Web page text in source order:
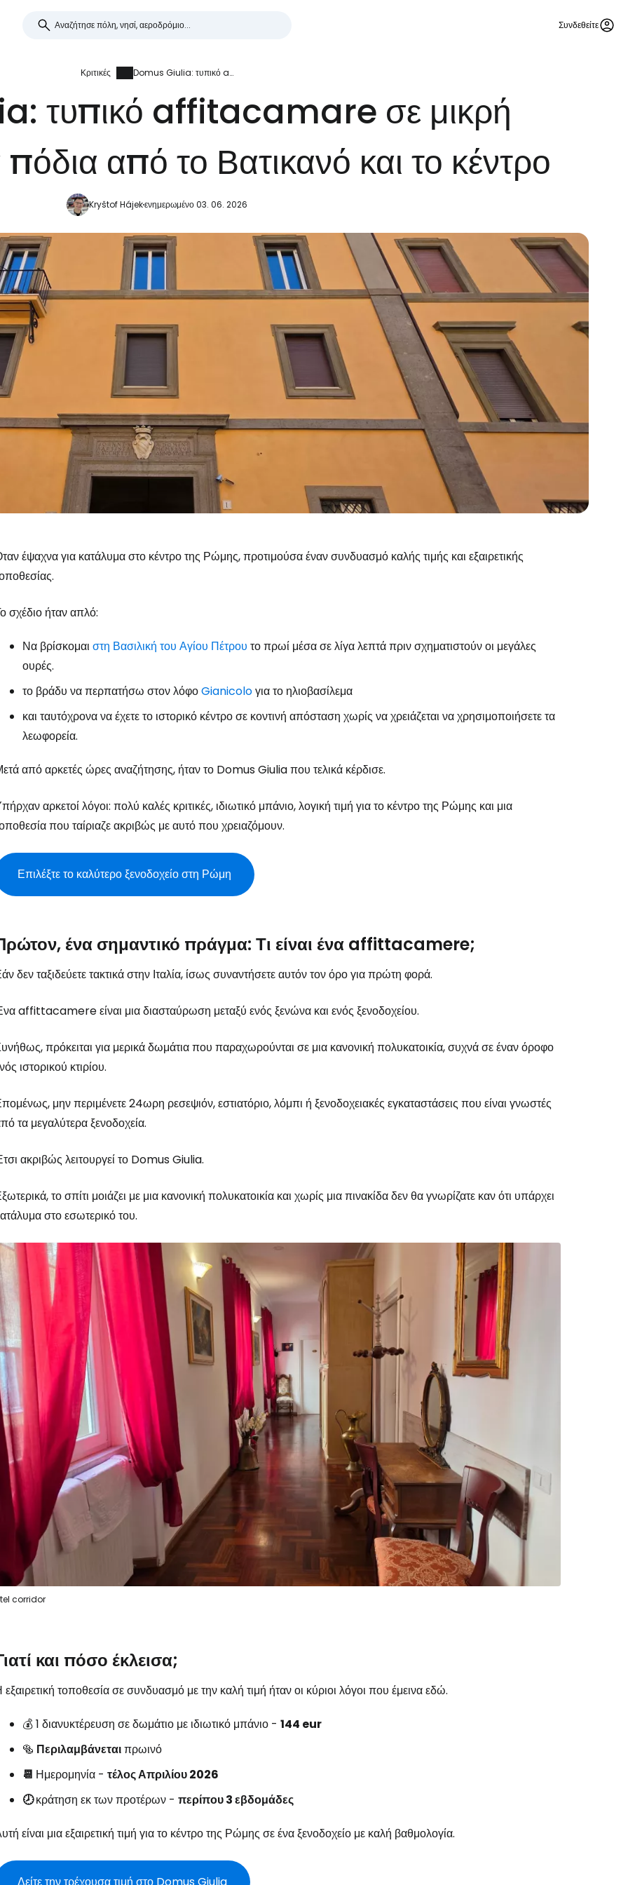
Συνδεθείτε
Κριτικές Domus Giulia: τυπικό affitacamare σε μικρή απόσταση με τα πόδια από το Βατικανό και το κέντρο
τυπικό affitacamare σε μικρή
από το Βατικανό και το κέντρο
Kryštof Hájekενημερωμένο 03. 06. 2026
έψαχνα για κατάλυμα στο κέντρο της Ρώμης, προτιμούσα έναν συνδυασμό καλής τιμής και εξαιρετικής
σχέδιο ήταν απλό:
Να βρίσκομαι στη Βασιλική του Αγίου Πέτρου το πρωί μέσα σε λίγα λεπτά πριν σχηματιστούν οι μεγάλες
ουρές.
το βράδυ να περπατήσω στον λόφοGianicoloγια το ηλιοβασίλεμα
και ταυτόχρονα να έχετε το ιστορικό κέντρο σε κοντινή απόσταση χωρίς να χρειάζεται να χρησιμοποιήσετε τα
λεωφορεία.
από αρκετές ώρες αναζήτησης, ήταν το Domus Giulia που τελικά κέρδισε.
αρκετοί λόγοι: πολύ καλές κριτικές, ιδιωτικό μπάνιο, λογική τιμή για το κέντρο της Ρώμης και μια
που ταίριαζε ακριβώς με αυτό που χρειαζόμουν.
Επιλέξτε το καλύτερο ξενοδοχείο στη Ρώμη
ένα σημαντικό πράγμα: Τι είναι ένα affittacamere;
δεν ταξιδεύετε τακτικά στην Ιταλία, ίσως συναντήσετε αυτόν τον όρο για πρώτη φορά.
affittacamere είναι μια διασταύρωση μεταξύ ενός ξενώνα και ενός ξενοδοχείου.
πρόκειται για μερικά δωμάτια που παραχωρούνται σε μια κανονική πολυκατοικία, συχνά σε έναν όροφο
ιστορικού κτιρίου.
μην περιμένετε 24ωρη ρεσεψιόν, εστιατόριο, λόμπι ή ξενοδοχειακές εγκαταστάσεις που είναι γνωστές
τα μεγαλύτερα ξενοδοχεία.
ακριβώς λειτουργεί το Domus Giulia.
το σπίτι μοιάζει με μια κανονική πολυκατοικία και χωρίς μια πινακίδα δεν θα γνωρίζατε καν ότι υπάρχει
στο εσωτερικό του.
corridor
και πόσο έκλεισα;
εξαιρετική τοποθεσία σε συνδυασμό με την καλή τιμή ήταν οι κύριοι λόγοι που έμεινα εδώ.
💰 1 διανυκτέρευση σε δωμάτιο με ιδιωτικό μπάνιο - 144 eur
🥯 Περιλαμβάνεταιπρωινό
📆 Ημερομηνία - τέλος Απριλίου 2026
🕗κράτηση εκ των προτέρων - περίπου 3 εβδομάδες
είναι μια εξαιρετική τιμή για το κέντρο της Ρώμης σε ένα ξενοδοχείο με καλή βαθμολογία.
Δείτε την τρέχουσα τιμή στο Domus Giulia
Συνδεθείτε στο Cestee
... η παγκόσμια ταξιδιωτική κοινότητα
Συνεχίστε με την Google
Συνεχίστε με το Facebook
Συνεχίστε με email